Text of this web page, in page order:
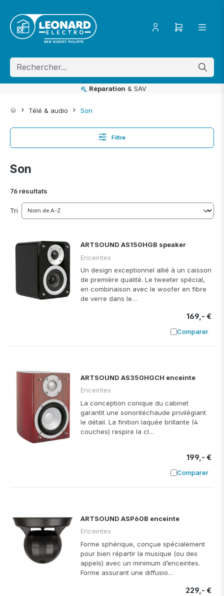
Réparation& SAV
Télé & audio Son
Filtre
Son
76 résultats
Tri
ARTSOUND AS150HGB speaker
Enceintes
Un design exceptionnel allié à un caisson
de première qualité. Le tweeter spécial,
en combinaison avec le woofer en fibre
de verre dans le…
169,- €
Comparer
Ajouter à
ARTSOUND AS350HGCH enceinte
Enceintes
La conception conique du cabinet
garantit une sonoritéchaude privilégiant
le détail. La finition laquée brillante (4
couches) respire la cl…
199,- €
Comparer
Ajouter à
ARTSOUND ASP60B enceinte
Enceintes
Forme sphérique, conçue spécialement
pour bien répartir la musique (ou des
appels) avec un minimum d’enceintes.
Forme assurant une diffusio…
229,- €